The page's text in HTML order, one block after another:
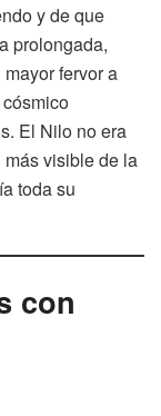
y de que
prolongada,
fervor a
El Nilo no era
visible de la
toda su
con